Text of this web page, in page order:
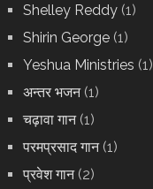
Shelley Reddy(1)
Shirin George(1)
Yeshua Ministries (1)
अन्तर भजन(1)
चढ़ावा गान(1)
परमप्रसाद गान(1)
प्रवेश गान(2)